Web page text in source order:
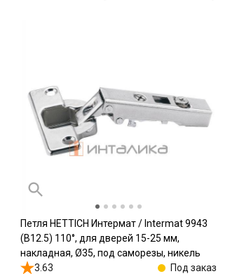
Петля HETTICH Интермат / Intermat 9943
(B12.5) 110°, для дверей 15-25 мм,
накладная, Ø35, под саморезы, никель
3.63
Под заказ